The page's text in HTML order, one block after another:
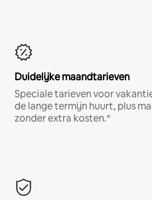
Duidelijke maandtarieven
Speciale tarieven voor
de lange termijn huurt, plus
zonder extra kosten.*